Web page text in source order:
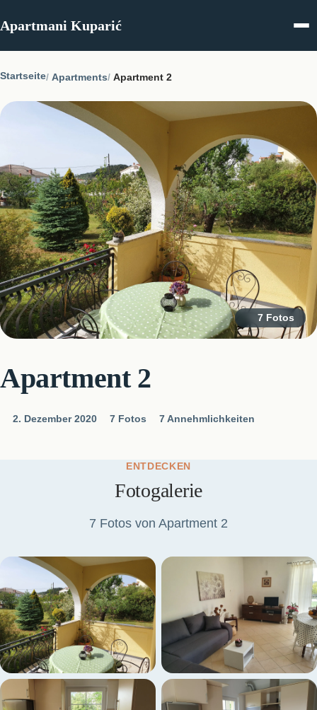
Apartmani Kuparić
Startseite Apartments Apartment 2
7 Fotos
Apartment 2
2. Dezember 2020 7 Fotos 7 Annehmlichkeiten
ENTDECKEN
Fotogalerie
7 Fotos von Apartment 2